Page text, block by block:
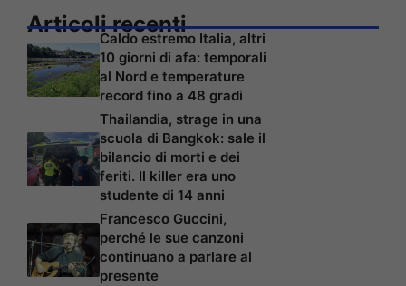
Articoli recenti
Caldo estremo Italia, altri
10 giorni di afa: temporali
al Nord e temperature
record fino a 48 gradi
Thailandia, strage in una
scuola di Bangkok: sale il
bilancio di morti e dei
feriti. Il killer era uno
studente di 14 anni
Francesco Guccini,
perché le sue canzoni
continuano a parlare al
presente